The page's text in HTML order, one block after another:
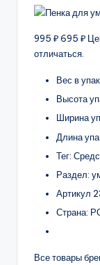
995 ₽ 695 ₽
отличаться.
Вес в
Высота
Ширина
Длина
Тег:
Раздел:
Артикул
Страна:
Все товары